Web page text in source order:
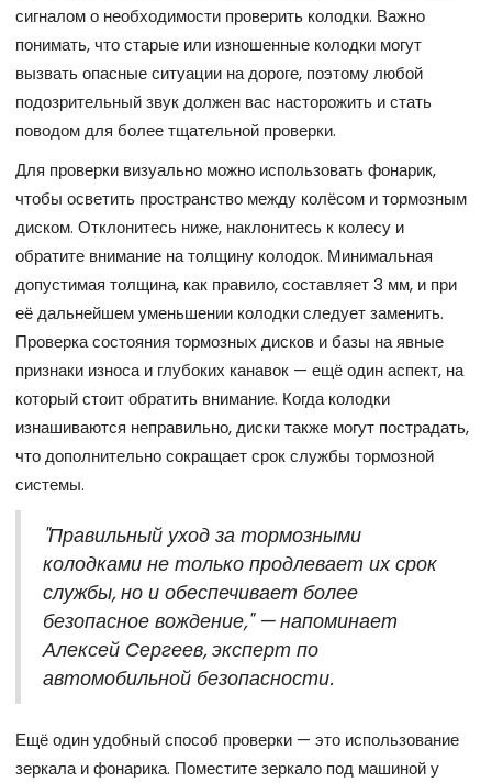
сигналом о необходимости проверить колодки. Важно
понимать, что старые или изношенные колодки могут
вызвать опасные ситуации на дороге, поэтому любой
подозрительный звук должен вас насторожить и стать
поводом для более тщательной проверки.
Для проверки визуально можно использовать фонарик,
чтобы осветить пространство между колёсом и тормозным
диском. Отклонитесь ниже, наклонитесь к колесу и
обратите внимание на толщину колодок. Минимальная
допустимая толщина, как правило, составляет 3 мм, и при
её дальнейшем уменьшении колодки следует заменить.
Проверка состояния тормозных дисков и базы на явные
признаки износа и глубоких канавок — ещё один аспект, на
который стоит обратить внимание. Когда колодки
изнашиваются неправильно, диски также могут пострадать,
что дополнительно сокращает срок службы тормозной
системы.
"Правильный уход за тормозными
колодками не только продлевает их срок
службы, но и обеспечивает более
безопасное вождение," — напоминает
Алексей Сергеев, эксперт по
автомобильной безопасности.
Ещё один удобный способ проверки — это использование
зеркала и фонарика. Поместите зеркало под машиной у